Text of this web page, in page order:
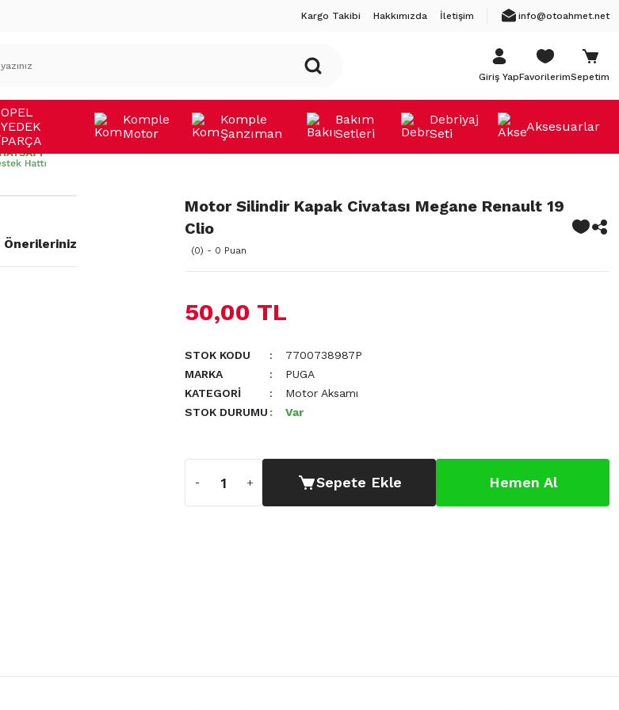
Kargo Takibi Hakkımızda İletişim info@otoahmet.net
Giriş YapFavorilerimSepetim
OPEL
YEDEK
PARÇA
Komple
Motor
Komple
Şanzıman
Bakım
Setleri
Debriyaj
Seti
Aksesuarlar
Önerileriniz
Motor Silindir Kapak Civatası Megane Renault 19
Clio
(0) - 0 Puan
50,00 TL
STOK KODU
7700738987P
MARKA
PUGA
KATEGORI
Motor Aksamı
STOK DURUMU
Var
Sepete Ekle Hemen Al